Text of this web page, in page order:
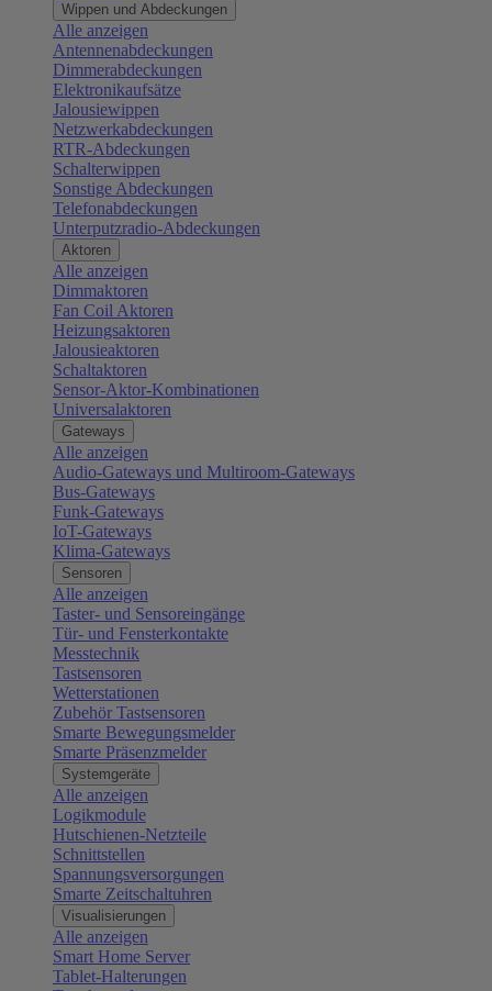
Wippen und Abdeckungen
Alle anzeigen
Antennenabdeckungen
Dimmerabdeckungen
Elektronikaufsätze
Jalousiewippen
Netzwerkabdeckungen
RTR-Abdeckungen
Schalterwippen
Sonstige Abdeckungen
Telefonabdeckungen
Unterputzradio-Abdeckungen
Aktoren
Alle anzeigen
Dimmaktoren
Fan Coil Aktoren
Heizungsaktoren
Jalousieaktoren
Schaltaktoren
Sensor-Aktor-Kombinationen
Universalaktoren
Gateways
Alle anzeigen
Audio-Gateways und Multiroom-Gateways
Bus-Gateways
Funk-Gateways
IoT-Gateways
Klima-Gateways
Sensoren
Alle anzeigen
Taster- und Sensoreingänge
Tür- und Fensterkontakte
Messtechnik
Tastsensoren
Wetterstationen
Zubehör Tastsensoren
Smarte Bewegungsmelder
Smarte Präsenzmelder
Systemgeräte
Alle anzeigen
Logikmodule
Hutschienen-Netzteile
Schnittstellen
Spannungsversorgungen
Smarte Zeitschaltuhren
Visualisierungen
Alle anzeigen
Smart Home Server
Tablet-Halterungen